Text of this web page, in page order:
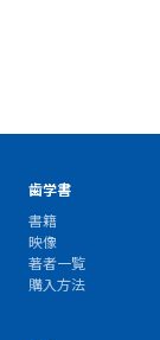
歯学書
書籍
映像
著者一覧
購入方法